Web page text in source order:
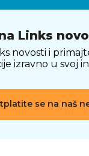
Links
novosti i
izravno u svoj
se na naš